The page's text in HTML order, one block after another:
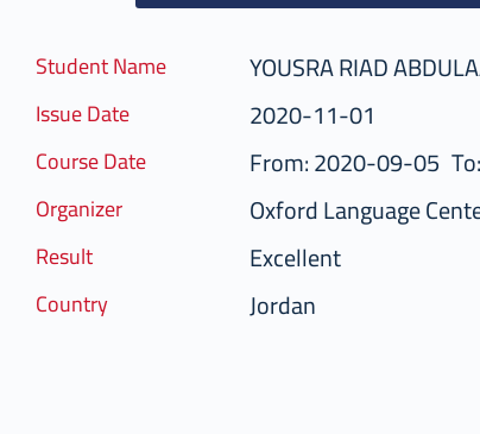
Student Name YOUSRA RIAD
Issue Date 2020-11-01
Course Date From: 2020-09-05
Organizer Oxford Language
Result Excellent
Country Jordan